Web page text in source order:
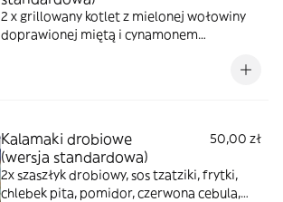
2 x grillowany kotlet z mielonej wołowiny
doprawionej miętą i cynamonem
tzatziki, zapiekane ziemniaczki, pomidor,
Kalamaki drobiowe
(wersja standardowa)
50,00 zł
2x szaszłyk drobiowy, sos tzatziki, frytki,
chlebek pita, pomidor, czerwona cebula,